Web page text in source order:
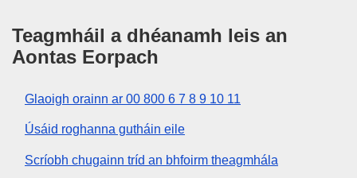
Teagmháil a dhéanamh leis an
Aontas Eorpach
Glaoigh orainn ar 00 800 6 7 8 9 10 11
Úsáid roghanna gutháin eile
Scríobh chugainn tríd an bhfoirm theagmhála